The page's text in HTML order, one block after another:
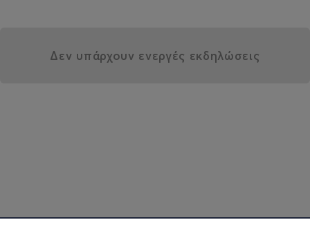
Δεν υπάρχουν ενεργές εκδηλώσεις